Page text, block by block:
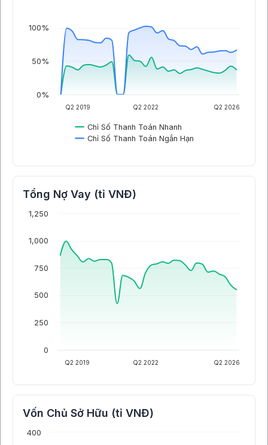
Chỉ Số Thanh Toán Nhanh
Chỉ Số Thanh Toán Ngắn Hạn
Q2 2019 Q2 2022 Q2 2026
0%
50%
100%
Tổng Nợ Vay (tỉ VNĐ)
Q2 2019 Q2 2022 Q2 2026
0
250
500
750
1,000
1,250
Vốn Chủ Sở Hữu (tỉ VNĐ)
400